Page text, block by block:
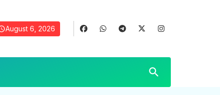
August 6, 2026